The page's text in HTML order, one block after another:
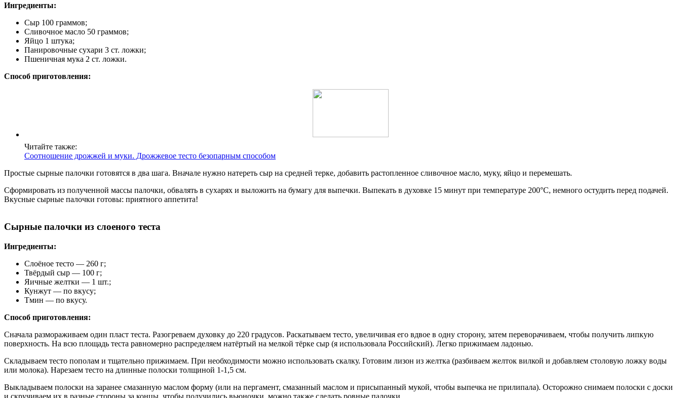
Ингредиенты:
Сыр 100 граммов;
Сливочное масло 50 граммов;
Яйцо 1 штука;
Панировочные сухари 3 ст. ложки;
Пшеничная мука 2 ст. ложки.
Способ приготовления:
Читайте также:
Соотношение дрожжей и муки. Дрожжевое тесто безопарным способом
Простые сырные палочки готовятся в два шага. Вначале нужно натереть сыр на средней терке, добавить растопленное сливочное масло, муку, яйцо и перемешать.
Сформировать из полученной массы палочки, обвалять в сухарях и выложить на бумагу для выпечки. Выпекать в духовке 15 минут при температуре 200°С, немного остудить перед подачей.
Вкусные сырные палочки готовы: приятного аппетита!
Сырные палочки из слоеного теста
Ингредиенты:
Слоёное тесто — 260 г;
Твёрдый сыр — 100 г;
Яичные желтки — 1 шт.;
Кунжут — по вкусу;
Тмин — по вкусу.
Способ приготовления:
Сначала размораживаем один пласт теста. Разогреваем духовку до 220 градусов. Раскатываем тесто, увеличивая его вдвое в одну сторону, затем переворачиваем, чтобы получить липкую
поверхность. На всю площадь теста равномерно распределяем натёртый на мелкой тёрке сыр (я использовала Российский). Легко прижимаем ладонью.
Складываем тесто пополам и тщательно прижимаем. При необходимости можно использовать скалку. Готовим лизон из желтка (разбиваем желток вилкой и добавляем столовую ложку воды
или молока). Нарезаем тесто на длинные полоски толщиной 1-1,5 см.
Выкладываем полоски на заранее смазанную маслом форму (или на пергамент, смазанный маслом и присыпанный мукой, чтобы выпечка не прилипала). Осторожно снимаем полоски с доски